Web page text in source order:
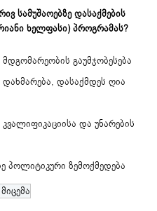
სამუშაოებზე დასაქმების
ხელფასი) პროგრამას?
გაუმჯობესება
დასაქმდეს ღია
და უნარების
პოლიტიკური ზემოქმედება